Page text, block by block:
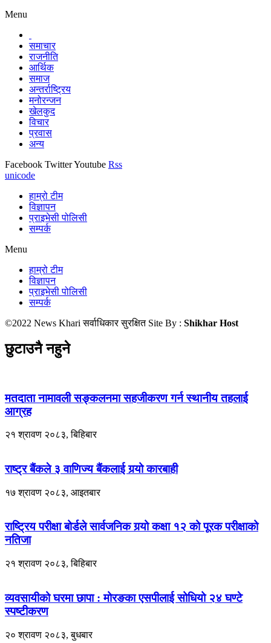
Menu
समाचार
राजनीति
आर्थिक
समाज
अन्तर्राष्ट्रिय
मनोरन्जन
खेलकुद
विचार
प्रवास
अन्य
Facebook TwitterYoutube Rss
unicode
हाम्रो टीम
विज्ञापन
प्राइभेसी पोलिसी
सम्पर्क
Menu
हाम्रो टीम
विज्ञापन
प्राइभेसी पोलिसी
सम्पर्क
©2022 News Khari सर्वाधिकार सुरक्षित Site By : Shikhar Host
छुटाउनै नहुने
मतदाता नामावली सङ्कलनमा सहजीकरण गर्न स्थानीय तहलाई
आग्रह
२१ श्रावण २०८३, बिहिबार
राष्ट्र बैंकले ३ वाणिज्य बैंकलाई गर्‍यो कारबाही
१७ श्रावण २०८३, आइतबार
राष्ट्रिय परीक्षा बोर्डले सार्वजनिक गर्‍यो कक्षा १२ को पूरक परीक्षाको
नतिजा
२१ श्रावण २०८३, बिहिबार
व्यवसायीको घरमा छापा : मोरङका एसपीलाई सोधियो २४ घण्टे
स्पष्टीकरण
२० श्रावण २०८३, बुधबार